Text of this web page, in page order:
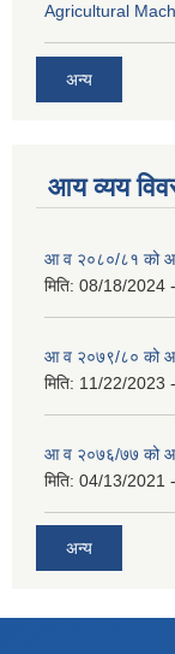
Agricultural
अन्य
आय व्यय
आ व २०८०/८१ को
मिति: 08/18/2024
आ व २०७९/८० को
मिति: 11/22/2023
आ व २०७६/७७ को
मिति: 04/13/2021
अन्य